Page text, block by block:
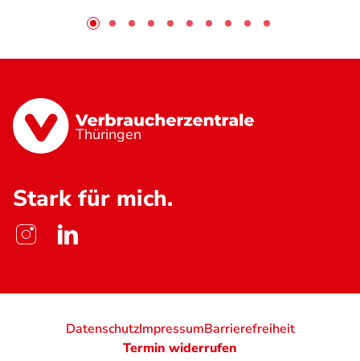
Thüringen
Stark für mich.
DatenschutzImpressumBarrierefreiheit
Termin widerrufen